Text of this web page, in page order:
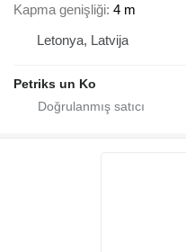
Kapma genişliği 4 m
Letonya, Latvija
Petriks un Ko